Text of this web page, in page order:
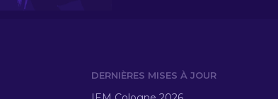
DERNIÈRES MISES À JOUR